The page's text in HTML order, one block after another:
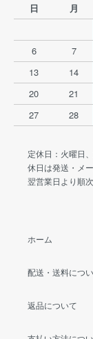
日 月
6
7
13
14
20
21
27
28
定休日：火曜日
休日は発送・メ
翌営業日より順
ホーム
配送・送料につ
返品について